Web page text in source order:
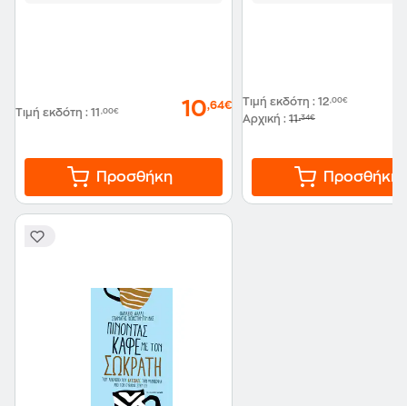
Τιμή εκδότη : 11,00€ 10,64€
Προσθήκη
Τιμή εκδότη : 12,00€
Αρχική : 11,34€
Προσθήκη